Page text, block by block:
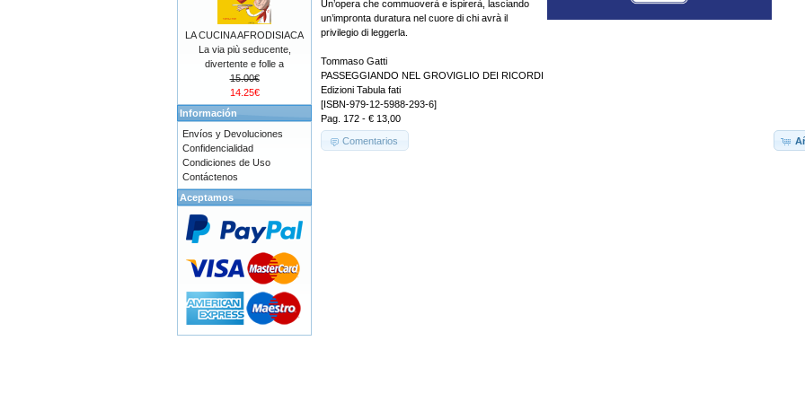
Un’opera che commuoverà e ispirerà, lasciando
un’impronta duratura nel cuore di chi avrà il
privilegio di leggerla.
Tommaso Gatti
PASSEGGIANDO NEL GROVIGLIO DEI RICORDI
Edizioni Tabula fati
[ISBN-979-12-5988-293-6]
Pag. 172 - € 13,00
Comentarios
LA CUCINA AFRODISIACA
La via più seducente,
divertente e folle a
15.00€
14.25€
Información
Envíos y Devoluciones
Confidencialidad
Condiciones de Uso
Contáctenos
Aceptamos